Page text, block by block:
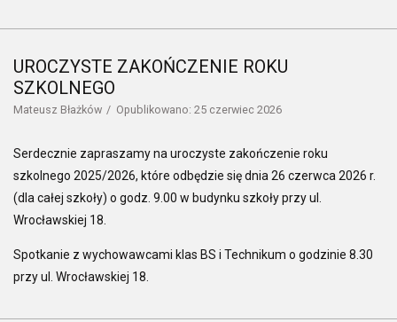
UROCZYSTE ZAKOŃCZENIE ROKU
SZKOLNEGO
Mateusz Błażków Opublikowano: 25 czerwiec 2026
Serdecznie zapraszamy na uroczyste zakończenie roku
szkolnego 2025/2026, które odbędzie się dnia 26 czerwca 2026 r.
(dla całej szkoły) o godz. 9.00 w budynku szkoły przy ul.
Wrocławskiej 18.
Spotkanie z wychowawcami klas BS i Technikum o godzinie 8.30
przy ul. Wrocławskiej 18.